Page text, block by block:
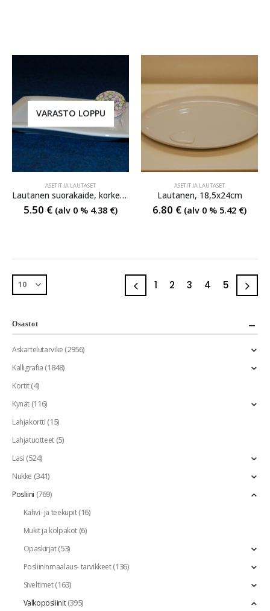
VARASTO LOPPU
ASETIT JA LAUTASET
Lautanen suorakaide, korkeus 15 cm, halkaisija 21 cm
5.50 € (alv 0 % 4.38 €)
ASETIT JA LAUTASET
Lautanen, 18,5x24cm
6.80 € (alv 0 % 5.42 €)
1 2 3 4 5
Osastot
Askartelutarvike(2956)
Kalligrafia(1848)
Kortit(4)
Kynät(116)
Lahjakortti(15)
Lahjatuotteet(5)
Lasi(524)
Nukke (341)
Posliini (769)
Kahvi- ja teekupit(16)
Mukit ja kolpakot(6)
Opaskirjat(53)
Posliininmaalaus- tarvikkeet(136)
Siveltimet(163)
Valkoposliinit(395)